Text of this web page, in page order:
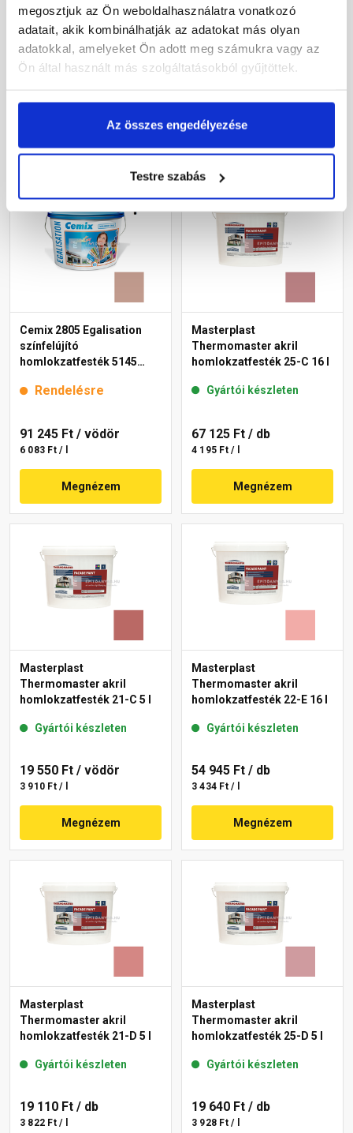
megosztjuk az Ön weboldalhasználatra vonatkozó
adatait, akik kombinálhatják az adatokat más olyan
adatokkal, amelyeket Ön adott meg számukra vagy az
Ön által használt más szolgáltatásokból gyűjtöttek.
Az összes engedélyezése
Testre szabás
diszperziós
homlokzatfesték 5135
rusty 15 l
Rendelésre
Megnézem
diszperziós
homlokzatfesték 5137
Rendelésre
Megnézem
Cemix 2805 Egalisation
színfelújító
homlokzatfesték 5145
Rendelésre
91 245 Ft / vödör
6 083 Ft / l
Megnézem
Masterplast
Thermomaster akril
homlokzatfesték 25-C 16 l
Gyártói készleten
67 125 Ft / db
4 195 Ft / l
Megnézem
Masterplast
Thermomaster akril
homlokzatfesték 21-C 5 l
Gyártói készleten
19 550 Ft / vödör
3 910 Ft / l
Megnézem
Masterplast
Thermomaster akril
homlokzatfesték 22-E 16 l
Gyártói készleten
54 945 Ft / db
3 434 Ft / l
Megnézem
Masterplast
Thermomaster akril
homlokzatfesték 21-D 5 l
Gyártói készleten
19 110 Ft / db
3 822 Ft / l
Masterplast
Thermomaster akril
homlokzatfesték 25-D 5 l
Gyártói készleten
19 640 Ft / db
3 928 Ft / l